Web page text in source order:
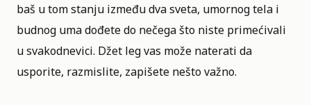
baš u tom stanju između dva sveta, umornog tela i
budnog uma dođete do nečega što niste primećivali
u svakodnevici. Džet leg vas može naterati da
usporite, razmislite, zapišete nešto važno.